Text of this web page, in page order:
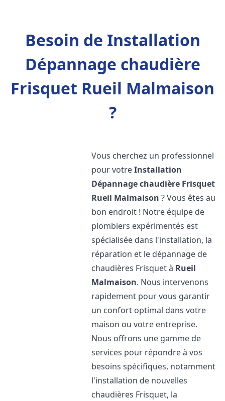
Besoin de Installation
Dépannage chaudière
Frisquet Rueil Malmaison
?
Vous cherchez un professionnel
pour votreInstallation
Dépannage chaudière Frisquet
Rueil Malmaison ? Vous êtes au
bon endroit ! Notre équipe de
plombiers expérimentés est
spécialisée dans l'installation, la
réparation et le dépannage de
chaudières Frisquet à Rueil
Malmaison. Nous intervenons
rapidement pour vous garantir
un confort optimal dans votre
maison ou votre entreprise.
Nous offrons une gamme de
services pour répondre à vos
besoins spécifiques, notamment
l'installation de nouvelles
chaudières Frisquet, la